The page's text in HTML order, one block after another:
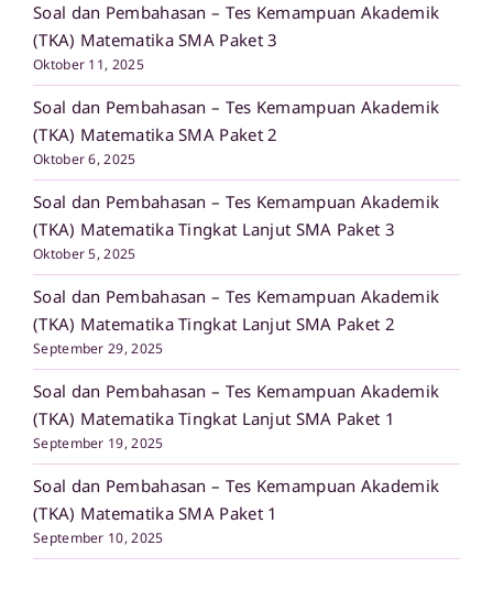
Soal dan Pembahasan – Tes Kemampuan Akademik
(TKA) Matematika SMA Paket 3
Oktober 11, 2025
Soal dan Pembahasan – Tes Kemampuan Akademik
(TKA) Matematika SMA Paket 2
Oktober 6, 2025
Soal dan Pembahasan – Tes Kemampuan Akademik
(TKA) Matematika Tingkat Lanjut SMA Paket 3
Oktober 5, 2025
Soal dan Pembahasan – Tes Kemampuan Akademik
(TKA) Matematika Tingkat Lanjut SMA Paket 2
September 29, 2025
Soal dan Pembahasan – Tes Kemampuan Akademik
(TKA) Matematika Tingkat Lanjut SMA Paket 1
September 19, 2025
Soal dan Pembahasan – Tes Kemampuan Akademik
(TKA) Matematika SMA Paket 1
September 10, 2025